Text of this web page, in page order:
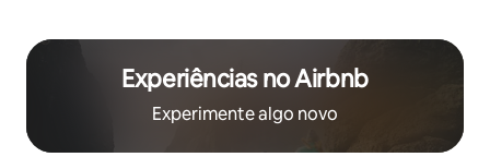
Experiências no Airbnb
Experimente algo novo